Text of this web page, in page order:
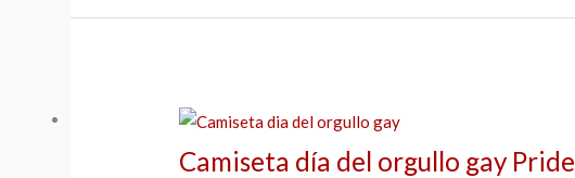
Camiseta día del orgullo gay Pride